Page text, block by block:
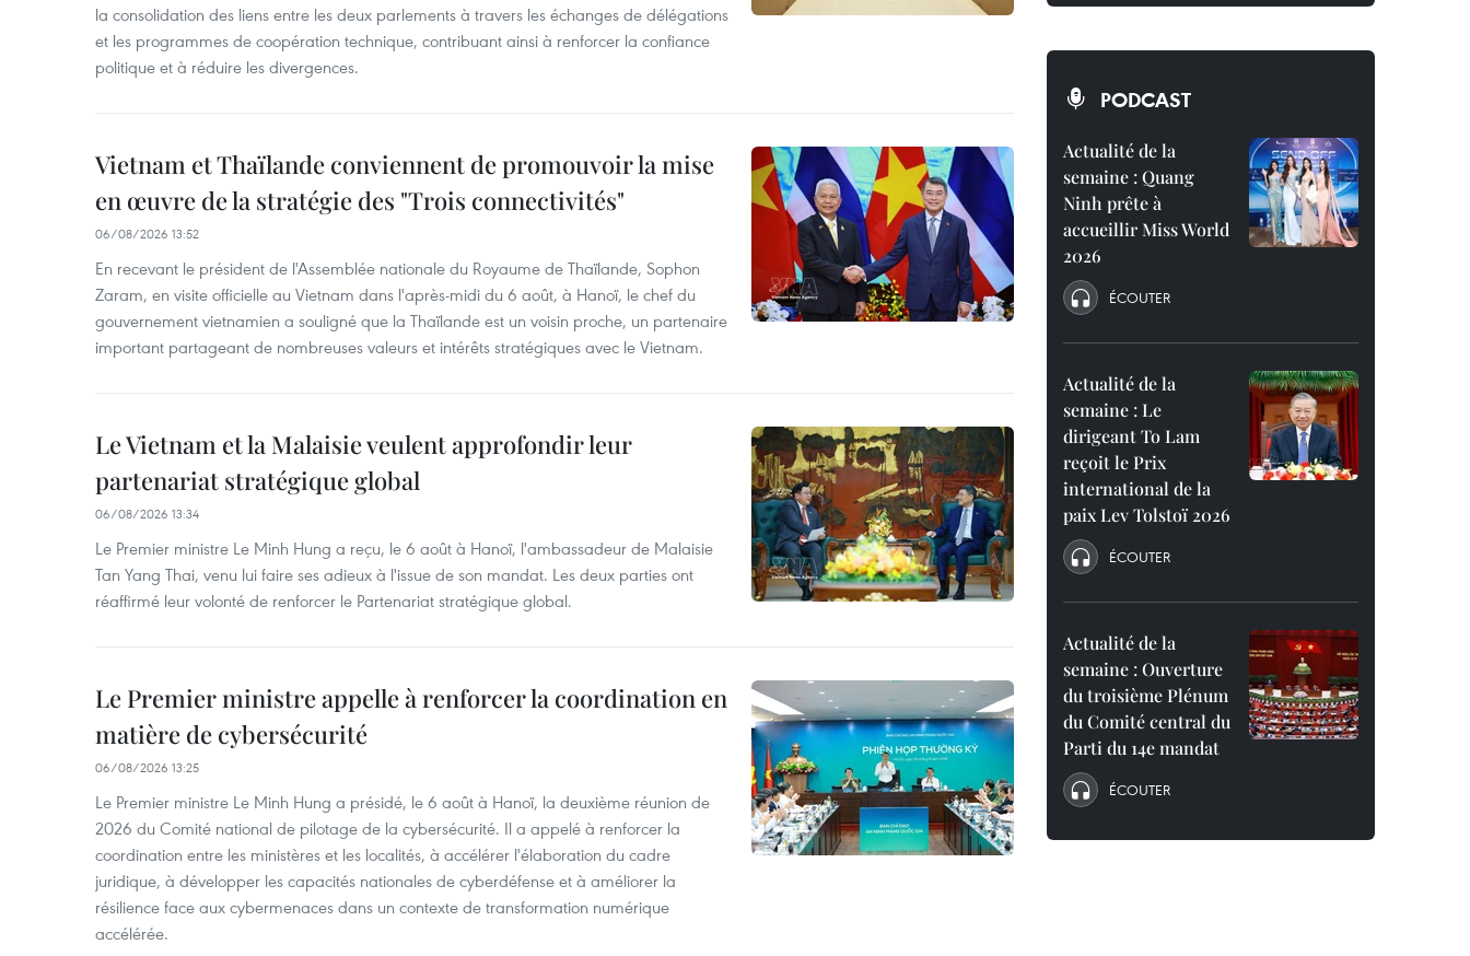
la consolidation des liens entre les deux parlements à travers les échanges de délégations
et les programmes de coopération technique, contribuant ainsi à renforcer la confiance
politique et à réduire les divergences.
Vietnam et Thaïlande conviennent de promouvoir la mise
en œuvre de la stratégie des "Trois connectivités"
06/08/2026 13:52
En recevant le président de l'Assemblée nationale du Royaume de Thaïlande, Sophon
Zaram, en visite officielle au Vietnam dans l'après-midi du 6 août, à Hanoï, le chef du
gouvernement vietnamien a souligné que la Thaïlande est un voisin proche, un partenaire
important partageant de nombreuses valeurs et intérêts stratégiques avec le Vietnam.
Le Vietnam et la Malaisie veulent approfondir leur
partenariat stratégique global
06/08/2026 13:34
Le Premier ministre Le Minh Hung a reçu, le 6 août à Hanoï, l'ambassadeur de Malaisie
Tan Yang Thai, venu lui faire ses adieux à l'issue de son mandat. Les deux parties ont
réaffirmé leur volonté de renforcer le Partenariat stratégique global.
Le Premier ministre appelle à renforcer la coordination en
matière de cybersécurité
06/08/2026 13:25
Le Premier ministre Le Minh Hung a présidé, le 6 août à Hanoï, la deuxième réunion de
2026 du Comité national de pilotage de la cybersécurité. Il a appelé à renforcer la
coordination entre les ministères et les localités, à accélérer l'élaboration du cadre
juridique, à développer les capacités nationales de cyberdéfense et à améliorer la
résilience face aux cybermenaces dans un contexte de transformation numérique
accélérée.
PODCAST
Actualité de la
semaine : Quang
Ninh prête à
accueillir Miss World
2026
ÉCOUTER
Actualité de la
semaine : Le
dirigeant To Lam
reçoit le Prix
international de la
paix Lev Tolstoï 2026
ÉCOUTER
Actualité de la
semaine : Ouverture
du troisième Plénum
du Comité central du
Parti du 14e mandat
ÉCOUTER